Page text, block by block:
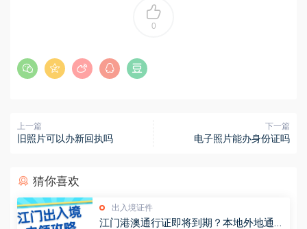
0
上一篇
旧照片可以办新回执吗
下一篇
电子照片能办身份证吗
猜你喜欢
出入境证件
江门港澳通行证即将到期？本地外地通用